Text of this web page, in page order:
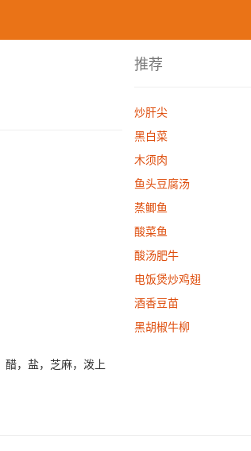
，盐，芝麻，泼上
推荐
炒肝尖
黑白菜
木须肉
鱼头豆腐汤
蒸鲫鱼
酸菜鱼
酸汤肥牛
电饭煲炒鸡翅
酒香豆苗
黑胡椒牛柳